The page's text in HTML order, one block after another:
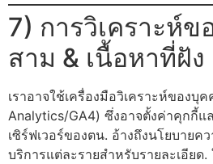
7) การวิเคราะห์
สาม & เนื้อหาที่ฝัง
เราอาจใช้เครื่องมือวิเคราะห์ของบุ
Analytics/GA4) ซึ่งอาจตั้งค่าคุกกี้
เซิร์ฟเวอร์ของตน. อ้างถึงนโยบายค
บริการแต่ละรายสำหรับรายละเอียด.